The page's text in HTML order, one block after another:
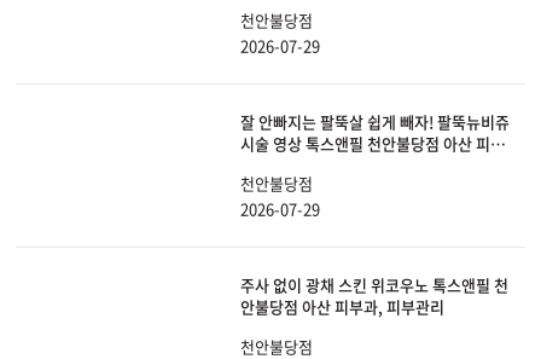
천안불당점
2026-07-29
잘 안빠지는 팔뚝살 쉽게 빼자! 팔뚝뉴비쥬
시술 영상 톡스앤필 천안불당점 아산 피부
천안불당점
2026-07-29
주사 없이 광채 스킨 위코우노 톡스앤필 천
안불당점 아산 피부과, 피부관리
천안불당점